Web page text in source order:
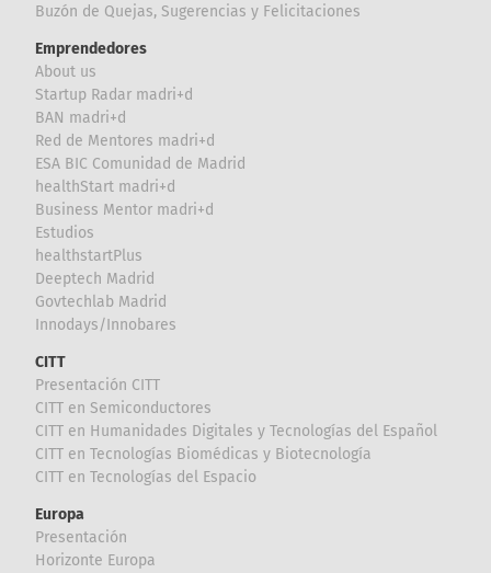
Buzón de Quejas, Sugerencias y Felicitaciones
Emprendedores
About us
Startup Radar madri+d
BAN madri+d
Red de Mentores madri+d
ESA BIC Comunidad de Madrid
healthStart madri+d
Business Mentor madri+d
Estudios
healthstartPlus
Deeptech Madrid
Govtechlab Madrid
Innodays/Innobares
CITT
Presentación CITT
CITT en Semiconductores
CITT en Humanidades Digitales y Tecnologías del Español
CITT en Tecnologías Biomédicas y Biotecnología
CITT en Tecnologías del Espacio
Europa
Presentación
Horizonte Europa